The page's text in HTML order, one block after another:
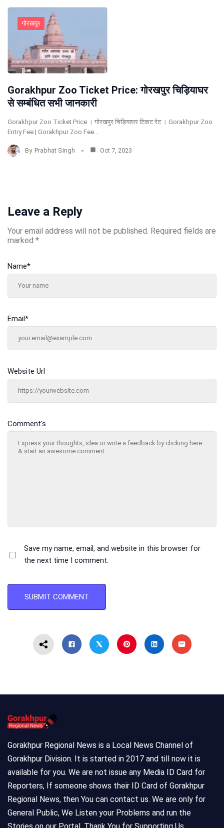
गोरखपुर
Gorakhpur Zoo Ticket Price: गोरखपुर चिड़ियाघर
से सम्बंधित सभी जानकारी
Gorakhpur Zoo Ticket Price । गोरखपुर चिड़ियाघर टिकट रेट । Gorakhpur Zoo
Entry Fee | Gorakhpur Zoo Fee…
By Prabhat Singh Oct 7, 2023
Leave a Reply
Your email address will not be published. Required fields are
marked *
Comment's
Name*
Email*
Website Url
Save my name, email, and website in this browser for
the next time I comment.
Gorakhpur Regional News is a Local News Channel of
Gorakhpur Division. It is started in 2017 and till now it is
available for you. We are not issue any Media ID Card for
Reporters, If someone shows their ID Card of Gorakhpur
Regional News, then You can contact us. We are only for
General Public, We Listen your Problems and run the